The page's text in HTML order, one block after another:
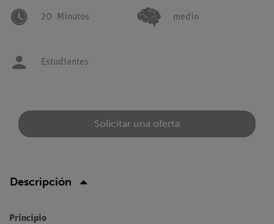
20 Minutos medio
Estudiantes
Solicitar una oferta
Descripción
Principio